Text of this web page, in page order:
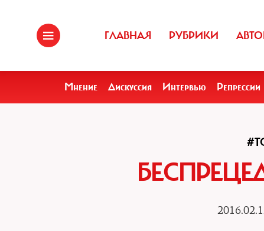
ГЛАВНАЯ РУБРИКИ
Мнение Дискуссия Интервью Репрессии